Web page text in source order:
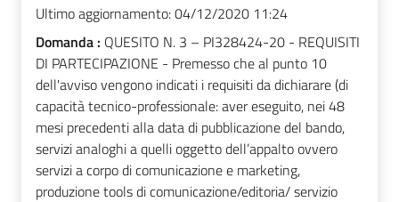
Ultimo aggiornamento:04/12/2020 11:24
Domanda : QUESITO N. 3 – PI328424-20 - REQUISITI
DI PARTECIPAZIONE - Premesso che al punto 10
dell'avviso vengono indicati i requisiti da dichiarare (di
capacità tecnico-professionale: aver eseguito, nei 48
mesi precedenti alla data di pubblicazione del bando,
servizi analoghi a quelli oggetto dell’appalto ovvero
servizi a corpo di comunicazione e marketing,
produzione tools di comunicazione/editoria/ servizio